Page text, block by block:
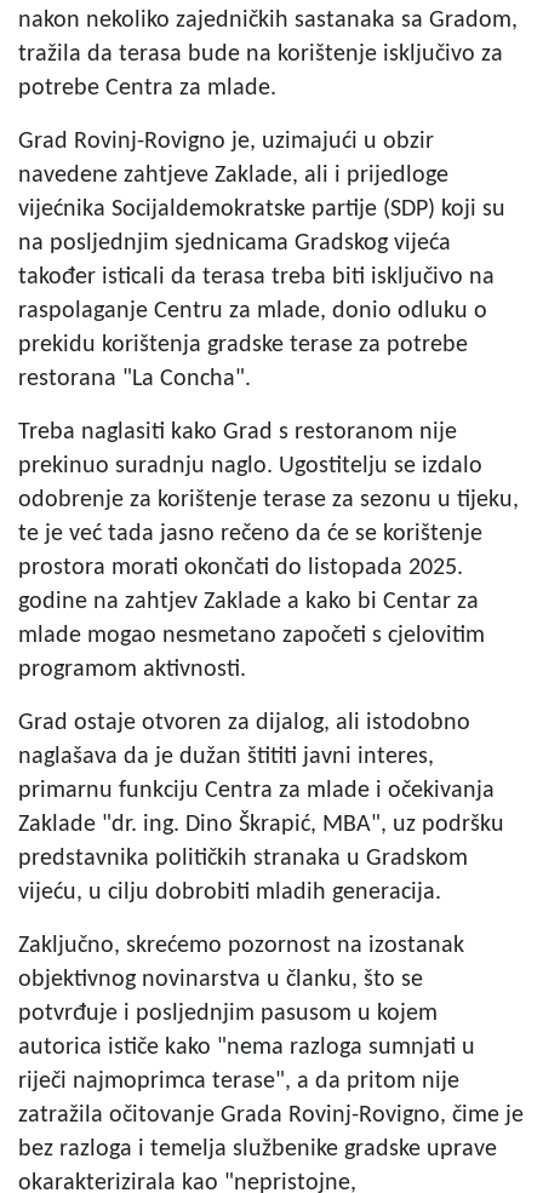
nakon nekoliko zajedničkih sastanaka sa Gradom,
tražila da terasa bude na korištenje isključivo za
potrebe Centra za mlade.
Grad Rovinj-Rovigno je, uzimajući u obzir
navedene zahtjeve Zaklade, ali i prijedloge
vijećnika Socijaldemokratske partije (SDP) koji su
na posljednjim sjednicama Gradskog vijeća
također isticali da terasa treba biti isključivo na
raspolaganje Centru za mlade, donio odluku o
prekidu korištenja gradske terase za potrebe
restorana "La Concha".
Treba naglasiti kako Grad s restoranom nije
prekinuo suradnju naglo. Ugostitelju se izdalo
odobrenje za korištenje terase za sezonu u tijeku,
te je već tada jasno rečeno da će se korištenje
prostora morati okončati do listopada 2025.
godine na zahtjev Zaklade a kako bi Centar za
mlade mogao nesmetano započeti s cjelovitim
programom aktivnosti.
Grad ostaje otvoren za dijalog, ali istodobno
naglašava da je dužan štititi javni interes,
primarnu funkciju Centra za mlade i očekivanja
Zaklade "dr. ing. Dino Škrapić, MBA", uz podršku
predstavnika političkih stranaka u Gradskom
vijeću, u cilju dobrobiti mladih generacija.
Zaključno, skrećemo pozornost na izostanak
objektivnog novinarstva u članku, što se
potvrđuje i posljednjim pasusom u kojem
autorica ističe kako "nema razloga sumnjati u
riječi najmoprimca terase", a da pritom nije
zatražila očitovanje Grada Rovinj-Rovigno, čime je
bez razloga i temelja službenike gradske uprave
okarakterizirala kao "nepristojne,